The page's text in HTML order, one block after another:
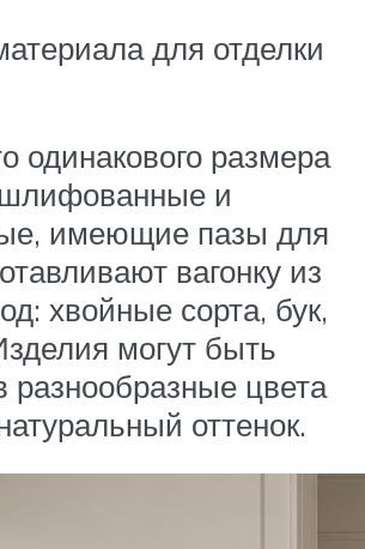
для отделки
одинакового размера
и
имеющие пазы для
вагонку из
хвойные сорта, бук,
могут быть
цвета
оттенок.